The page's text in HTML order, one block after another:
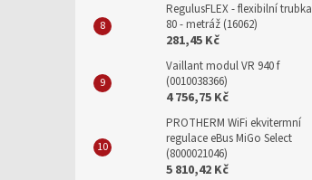
RegulusFLEX - flexibilní trubka
80 - metráž (16062)
281,45 Kč
Vaillant modul VR 940 f
(0010038366)
4 756,75 Kč
PROTHERM WiFi ekvitermní
regulace eBus MiGo Select
(8000021046)
5 810,42 Kč